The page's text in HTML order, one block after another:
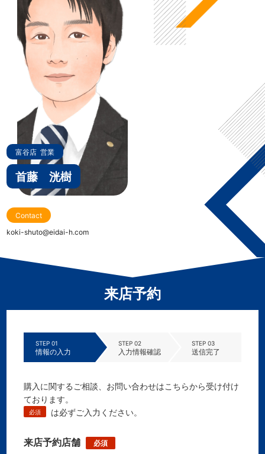
富谷店営業
首藤 洸樹
Contact
koki-shuto@eidai-h.com
来店予約
STEP 01
情報の入力
STEP 02
入力情報確認
STEP 03
送信完了
購入に関するご相談、お問い合わせはこちらから受け付け
ております。
必須 は必ずご入力ください。
来店予約店舗 必須